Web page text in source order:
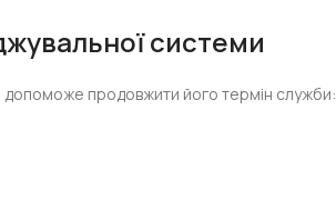
системи
допоможе продовжити його термін служби: